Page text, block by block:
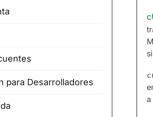
para Desarrolladores
a